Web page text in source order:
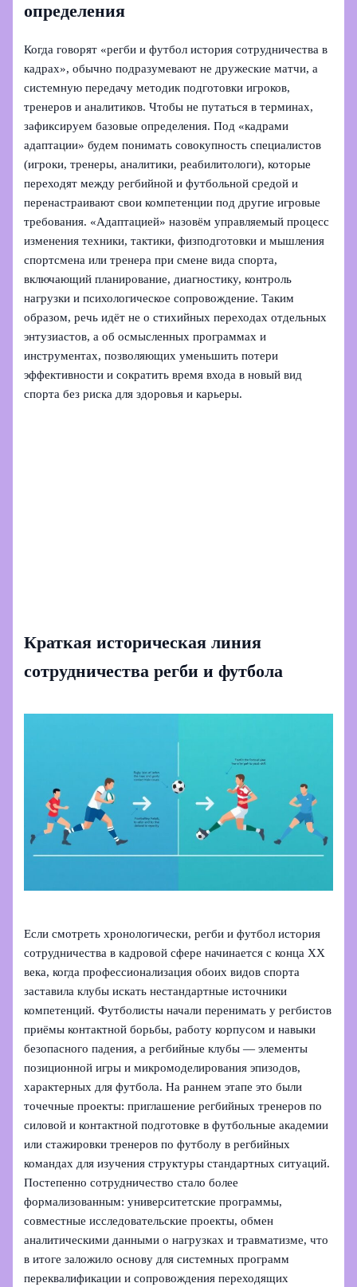
определения
Когда говорят «регби и футбол история сотрудничества в
кадрах», обычно подразумевают не дружеские матчи, а
системную передачу методик подготовки игроков,
тренеров и аналитиков. Чтобы не путаться в терминах,
зафиксируем базовые определения. Под «кадрами
адаптации» будем понимать совокупность специалистов
(игроки, тренеры, аналитики, реабилитологи), которые
переходят между регбийной и футбольной средой и
перенастраивают свои компетенции под другие игровые
требования. «Адаптацией» назовём управляемый процесс
изменения техники, тактики, физподготовки и мышления
спортсмена или тренера при смене вида спорта,
включающий планирование, диагностику, контроль
нагрузки и психологическое сопровождение. Таким
образом, речь идёт не о стихийных переходах отдельных
энтузиастов, а об осмысленных программах и
инструментах, позволяющих уменьшить потери
эффективности и сократить время входа в новый вид
спорта без риска для здоровья и карьеры.
Краткая историческая линия
сотрудничества регби и футбола
Если смотреть хронологически, регби и футбол история
сотрудничества в кадровой сфере начинается с конца XX
века, когда профессионализация обоих видов спорта
заставила клубы искать нестандартные источники
компетенций. Футболисты начали перенимать у регбистов
приёмы контактной борьбы, работу корпусом и навыки
безопасного падения, а регбийные клубы — элементы
позиционной игры и микромоделирования эпизодов,
характерных для футбола. На раннем этапе это были
точечные проекты: приглашение регбийных тренеров по
силовой и контактной подготовке в футбольные академии
или стажировки тренеров по футболу в регбийных
командах для изучения структуры стандартных ситуаций.
Постепенно сотрудничество стало более
формализованным: университетские программы,
совместные исследовательские проекты, обмен
аналитическими данными о нагрузках и травматизме, что
в итоге заложило основу для системных программ
переквалификации и сопровождения переходящих